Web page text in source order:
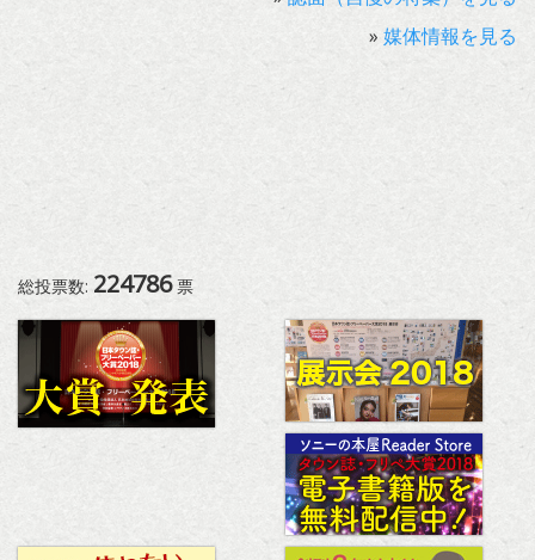
» 媒体情報を見る
総投票数: 224786票